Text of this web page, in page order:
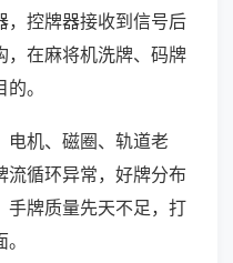
，控牌器接收到信号后
，在麻将机洗牌、码牌
。
电机、磁圈、轨道老
流循环异常，好牌分布
手牌质量先天不足，打